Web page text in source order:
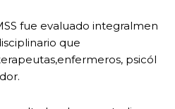
fue evaluado integralmen
que
psicól